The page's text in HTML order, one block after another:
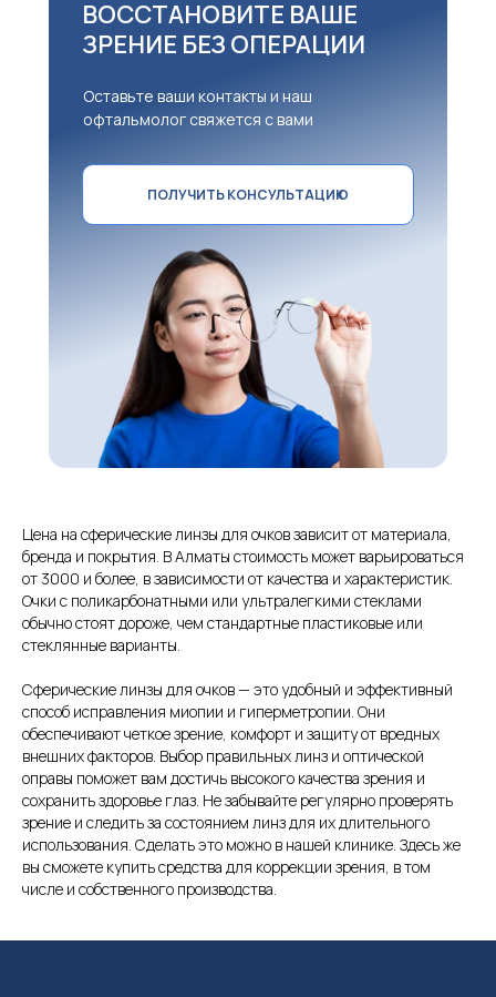
ВОССТАНОВИТЕ ВАШЕ
ЗРЕНИЕ БЕЗ ОПЕРАЦИИ
Оставьте ваши контакты и наш
офтальмолог свяжется с вами
ПОЛУЧИТЬ КОНСУЛЬТАЦИЮ
Цена на сферические линзы для очков зависит от материала,
бренда и покрытия. В Алматы стоимость может варьироваться
от 3000 и более, в зависимости от качества и характеристик.
Очки с поликарбонатными или ультралегкими стеклами
обычно стоят дороже, чем стандартные пластиковые или
стеклянные варианты.
Сферические линзы для очков — это удобный и эффективный
способ исправления миопии и гиперметропии. Они
обеспечивают четкое зрение, комфорт и защиту от вредных
внешних факторов. Выбор правильных линз и оптической
оправы поможет вам достичь высокого качества зрения и
сохранить здоровье глаз. Не забывайте регулярно проверять
зрение и следить за состоянием линз для их длительного
использования. Сделать это можно в нашей клинике. Здесь же
вы сможете купить средства для коррекции зрения, в том
числе и собственного производства.